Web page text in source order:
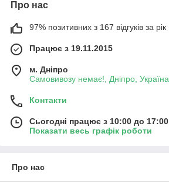
Про нас
97% позитивних з 167 відгуків за рік
Працює з 19.11.2015
м. Дніпро
Самовивозу немає!, Дніпро, Україна
Контакти
Сьогодні працює з 10:00 до 17:00
Показати весь графік роботи
Про нас